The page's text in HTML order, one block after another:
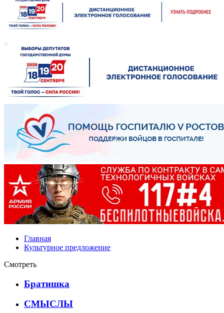
Главная
Культурное предложение
Смотреть
Братишка
СМЫСЛЫ